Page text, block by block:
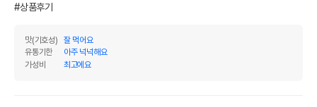
#상품후기
맛(기호성)
잘 먹어요
유통기한
아주 넉넉해요
가성비
최고에요